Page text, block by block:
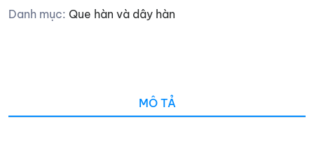
Danh mục: Que hàn và dây hàn
MÔ TẢ